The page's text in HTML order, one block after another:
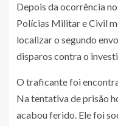
Depois da ocorrência
Polícias Militar e Civil
localizar o segundo
disparos contra o
O traficante foi
Na tentativa de prisão
acabou ferido. Ele foi